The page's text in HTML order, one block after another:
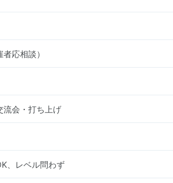
応相談）
流会・打ち上げ
、レベル問わず